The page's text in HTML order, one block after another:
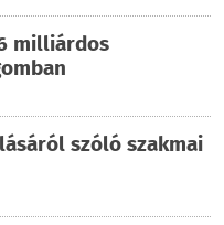
milliárdos
szóló szakmai